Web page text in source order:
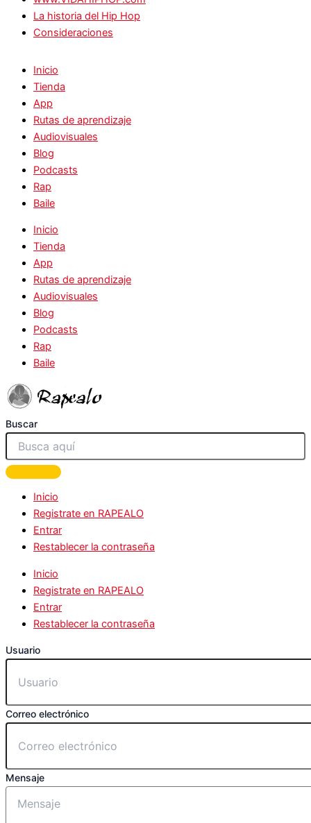
La historia del Hip Hop
Consideraciones
Inicio
Tienda
App
Rutas de aprendizaje
Audiovisuales
Blog
Podcasts
Rap
Baile
Inicio
Tienda
App
Rutas de aprendizaje
Audiovisuales
Blog
Podcasts
Rap
Baile
Buscar
Inicio
Registrate en RAPEALO
Entrar
Restablecer la contraseña
Inicio
Registrate en RAPEALO
Entrar
Restablecer la contraseña
Usuario
Correo electrónico
Mensaje